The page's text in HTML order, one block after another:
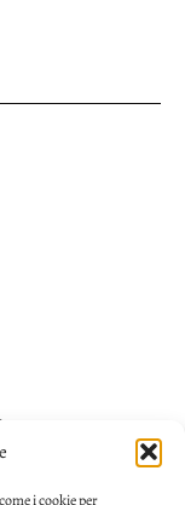
i cookie per